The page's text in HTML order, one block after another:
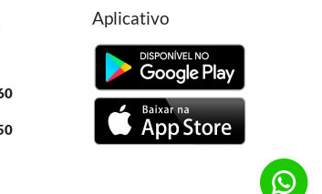
Aplicativo